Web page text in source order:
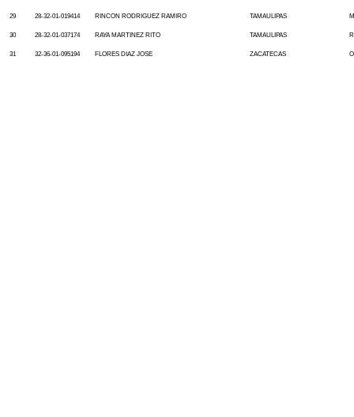
29 28-32-01-019414 RINCON RODRIGUEZ RAMIRO TAMAULIPAS
30 28-32-01-037174 RAYA MARTINEZ RITO TAMAULIPAS
31 32-36-01-095194 FLORES DIAZ JOSE ZACATECAS